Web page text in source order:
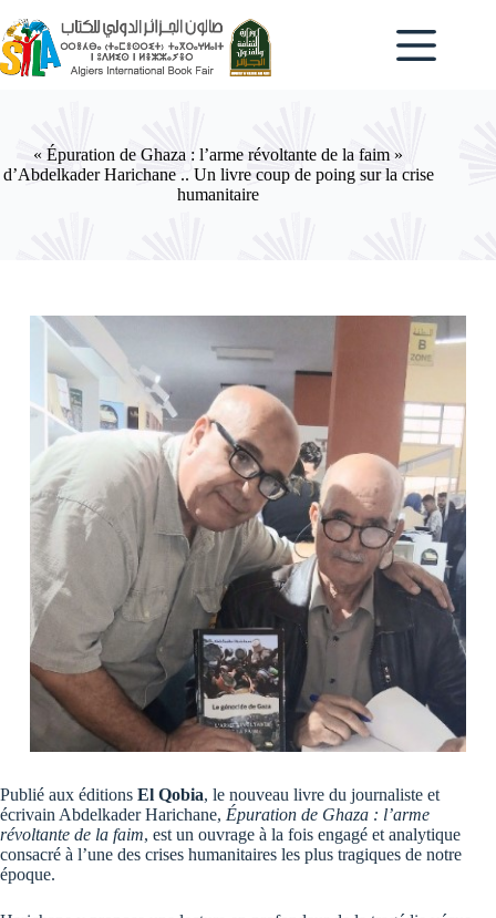
au
contenu
« Épuration de Ghaza : l’arme révoltante de la faim »
d’Abdelkader Harichane .. Un livre coup de poing sur la crise
humanitaire
Publié aux éditions El Qobia, le nouveau livre du journaliste et
écrivain Abdelkader Harichane, Épuration de Ghaza : l’arme
révoltante de la faim, est un ouvrage à la fois engagé et analytique
consacré à l’une des crises humanitaires les plus tragiques de notre
époque.